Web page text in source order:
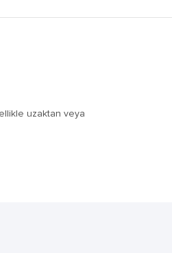
uzaktan veya